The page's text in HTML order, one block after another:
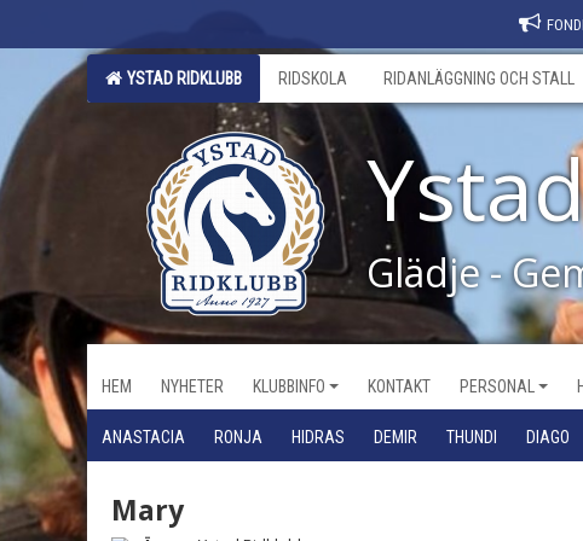
YSTAD RIDKLUBB RIDSKOLA RIDANLÄGGNING OCH STALL
Glädje -
HEM NYHETER KLUBBINFO KONTAKT PERSONAL
ANASTACIA RONJA HIDRAS DEMIR THUNDI DIAGO
Mary